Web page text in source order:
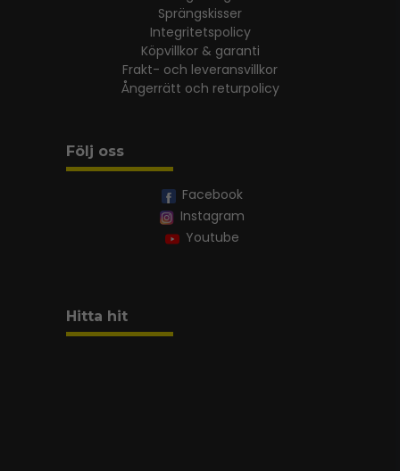
Sprängskisser
Integritetspolicy
Köpvillkor & garanti
Frakt- och leveransvillkor
Ångerrätt och returpolicy
Följ oss
Facebook
Instagram
Youtube
Hitta hit